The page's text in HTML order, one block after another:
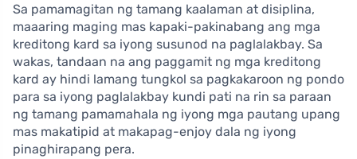
Sa pamamagitan ng tamang kaalaman at disiplina,
maaaring maging mas kapaki-pakinabang ang mga
kreditong kard sa iyong susunod na paglalakbay. Sa
wakas, tandaan na ang paggamit ng mga kreditong
kard ay hindi lamang tungkol sa pagkakaroon ng pondo
para sa iyong paglalakbay kundi pati na rin sa paraan
ng tamang pamamahala ng iyong mga pautang upang
mas makatipid at makapag-enjoy dala ng iyong
pinaghirapang pera.